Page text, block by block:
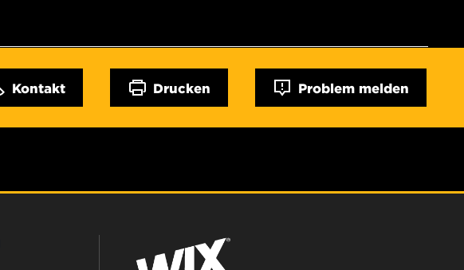
Kontakt Drucken Problem melden